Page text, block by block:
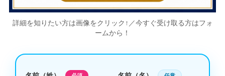
詳細を知りたい方は画像をクリック↑／今すぐ受け取る方はフォ
ームから！